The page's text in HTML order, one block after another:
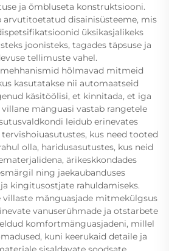
ja õmbluseta konstruktsiooni.
arvutitoetatud disainisüsteeme, mis
üksikasjalikeks
joonisteks, tagades täpsuse ja
tellimuste vahel.
hõlmavad mitmeid
kasutatakse nii automaatseid
käsitöölisi, et kinnitada, et iga
mänguasi vastab rangetele
leidub erinevates
kus need tooted
olla, haridusasutustes, kus neid
ärikeskkondades
ning jaekaubanduses
kingitusostjate rahuldamiseks.
villaste mänguasjade mitmekülgsus
vanuserühmade ja otstarbete
komfortmänguasjadeni, millel
kuni keerukaid detaile ja